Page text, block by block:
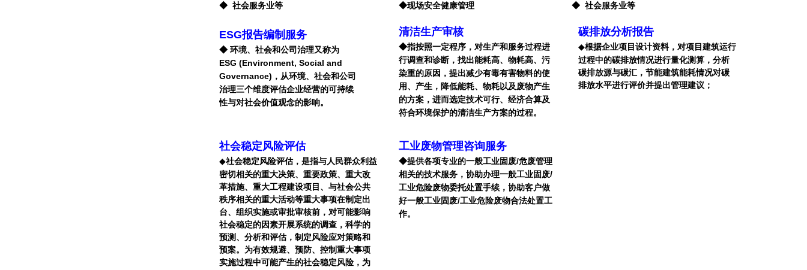
◆ 社会服务业等
◆现场安全健康管理
◆ 社会服务业等
ESG报告编制服务
◆ 环境、社会和公司治理又称为
ESG (Environment, Social and
Governance)，从环境、社会和公司
治理三个维度评估企业经营的可持续
性与对社会价值观念的影响。
清洁生产审核
◆指按照一定程序，对生产和服务过程进
行调查和诊断，找出能耗高、物耗高、污
染重的原因，提出减少有毒有害物料的使
用、产生，降低能耗、物耗以及废物产生
的方案，进而选定技术可行、经济合算及
符合环境保护的清洁生产方案的过程。
社会稳定风险评估
◆社会稳定风险评估，是指与人民群众利益
密切相关的重大决策、重要政策、重大改
革措施、重大工程建设项目、与社会公共
秩序相关的重大活动等重大事项在制定出
台、组织实施或审批审核前，对可能影响
社会稳定的因素开展系统的调查，科学的
预测、分析和评估，制定风险应对策略和
预案。为有效规避、预防、控制重大事项
实施过程中可能产生的社会稳定风险，为
碳排放分析报告
◆根据企业项目设计资料，对项目建筑运行
过程中的碳排放情况进行量化测算，分析
碳排放源与碳汇，节能建筑能耗情况对碳
排放水平进行评价并提出管理建议；
工业废物管理咨询服务
◆提供各项专业的一般工业固废/危废管理
相关的技术服务，协助办理一般工业固废/
工业危险废物委托处置手续，协助客户做
好一般工业固废/工业危险废物合法处置工
作。